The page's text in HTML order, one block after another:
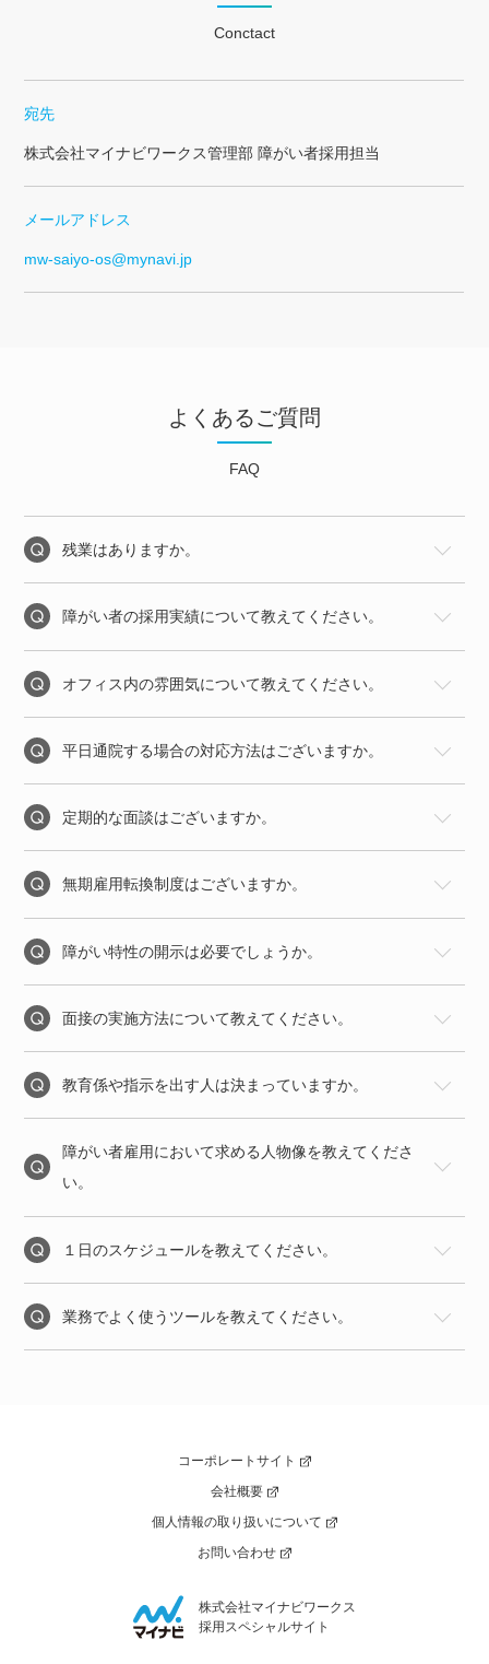
Conctact
宛先
株式会社マイナビワークス管理部 障がい者採用担当
メールアドレス
mw-saiyo-os@mynavi.jp
よくあるご質問
FAQ
残業はありますか。
障がい者の採用実績について教えてください。
オフィス内の雰囲気について教えてください。
平日通院する場合の対応方法はございますか。
定期的な面談はございますか。
無期雇用転換制度はございますか。
障がい特性の開示は必要でしょうか。
面接の実施方法について教えてください。
教育係や指示を出す人は決まっていますか。
障がい者雇用において求める人物像を教えてくださ
い。
１日のスケジュールを教えてください。
業務でよく使うツールを教えてください。
コーポレートサイト
会社概要
個人情報の取り扱いについて
お問い合わせ
株式会社マイナビワークス
採用スペシャルサイト